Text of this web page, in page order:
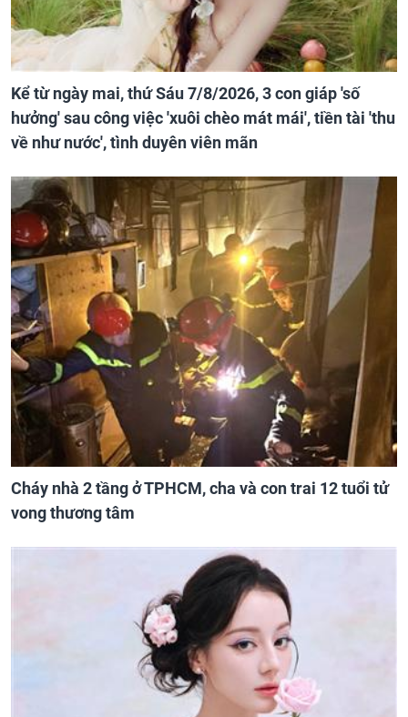
Kể từ ngày mai, thứ Sáu 7/8/2026, 3 con giáp 'số
hưởng' sau công việc 'xuôi chèo mát mái', tiền tài 'thu
về như nước', tình duyên viên mãn
Cháy nhà 2 tầng ở TPHCM, cha và con trai 12 tuổi tử
vong thương tâm